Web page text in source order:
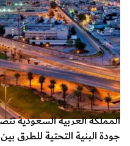
المملكة العربية السعودية
جودة البنية التحتية للطرق